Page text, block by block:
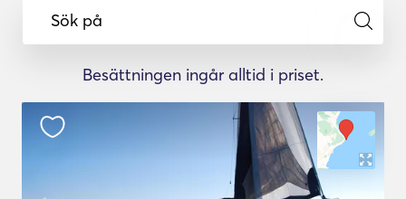
Sök på
Besättningen ingår alltid i priset.